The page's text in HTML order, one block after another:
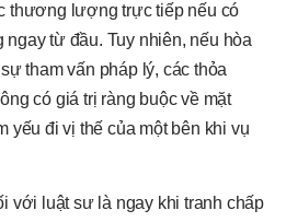
thương lượng trực tiếp nếu có
từ đầu. Tuy nhiên, nếu hòa
tham vấn pháp lý, các thỏa
có giá trị ràng buộc về mặt
yếu đi vị thế của một bên khi vụ
với luật sư là ngay khi tranh chấp